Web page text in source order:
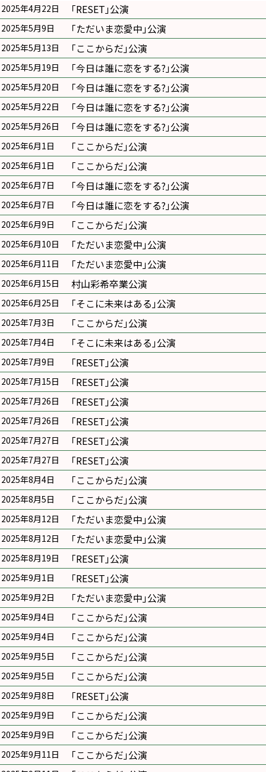
2025年4月22日 ｢RESET｣公演
2025年5月9日 ｢ただいま恋愛中｣公演
2025年5月13日 ｢ここからだ｣公演
2025年5月19日 ｢今日は誰に恋をする?｣公演
2025年5月20日 ｢今日は誰に恋をする?｣公演
2025年5月22日 ｢今日は誰に恋をする?｣公演
2025年5月26日 ｢今日は誰に恋をする?｣公演
2025年6月1日 ｢ここからだ｣公演
2025年6月1日 ｢ここからだ｣公演
2025年6月7日 ｢今日は誰に恋をする?｣公演
2025年6月7日 ｢今日は誰に恋をする?｣公演
2025年6月9日 ｢ここからだ｣公演
2025年6月10日 ｢ただいま恋愛中｣公演
2025年6月11日 ｢ただいま恋愛中｣公演
2025年6月15日 村山彩希卒業公演
2025年6月25日 ｢そこに未来はある｣公演
2025年7月3日 ｢ここからだ｣公演
2025年7月4日 ｢そこに未来はある｣公演
2025年7月9日 ｢RESET｣公演
2025年7月15日 ｢RESET｣公演
2025年7月26日 ｢RESET｣公演
2025年7月26日 ｢RESET｣公演
2025年7月27日 ｢RESET｣公演
2025年7月27日 ｢RESET｣公演
2025年8月4日 ｢ここからだ｣公演
2025年8月5日 ｢ここからだ｣公演
2025年8月12日 ｢ただいま恋愛中｣公演
2025年8月12日 ｢ただいま恋愛中｣公演
2025年8月19日 ｢RESET｣公演
2025年9月1日 ｢RESET｣公演
2025年9月2日 ｢ただいま恋愛中｣公演
2025年9月4日 ｢ここからだ｣公演
2025年9月4日 ｢ここからだ｣公演
2025年9月5日 ｢ここからだ｣公演
2025年9月5日 ｢ここからだ｣公演
2025年9月8日 ｢RESET｣公演
2025年9月9日 ｢ここからだ｣公演
2025年9月9日 ｢ここからだ｣公演
2025年9月11日 ｢ここからだ｣公演